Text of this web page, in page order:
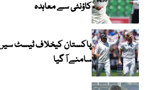
کاؤنٹی سے معاہدہ
سامنے آ گیا